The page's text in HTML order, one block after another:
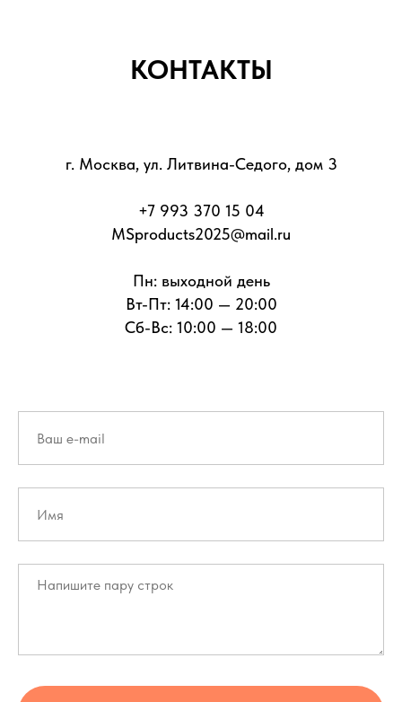
КОНТАКТЫ
г. Москва, ул. Литвина-Седого, дом 3
+7 993 370 15 04
MSproducts2025@mail.ru
Пн: выходной день
Вт-Пт: 14:00 — 20:00
Сб-Вс: 10:00 — 18:00